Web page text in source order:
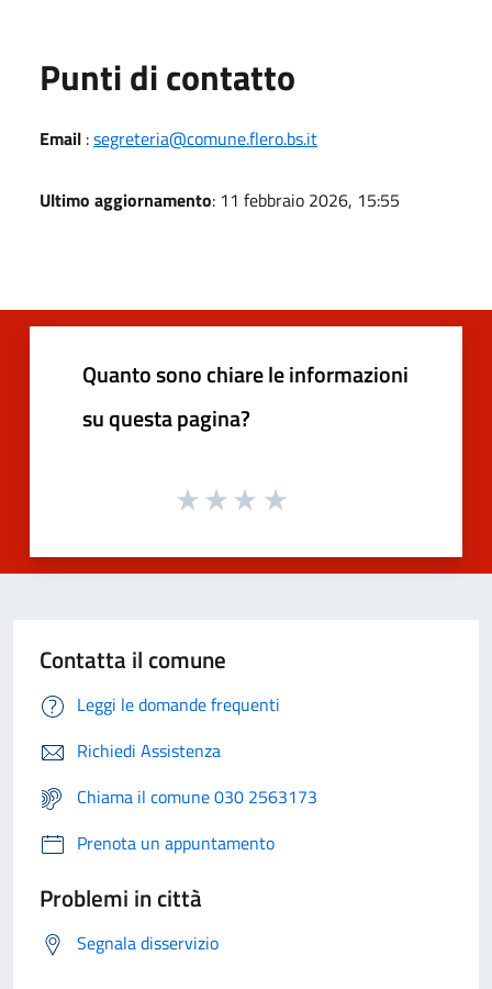
Punti di contatto
Email :segreteria@comune.flero.bs.it
Ultimo aggiornamento: 11 febbraio 2026, 15:55
Quanto sono chiare le informazioni
su questa pagina?
Contatta il comune
Leggi le domande frequenti
Richiedi Assistenza
Chiama il comune 030 2563173
Prenota un appuntamento
Problemi in città
Segnala disservizio